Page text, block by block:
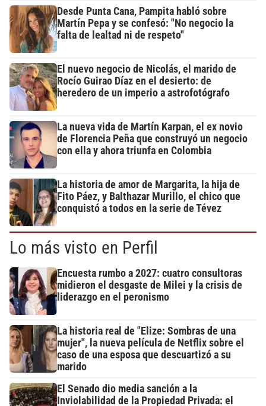
Desde Punta Cana, Pampita habló sobre
Martín Pepa y se confesó: "No negocio la
falta de lealtad ni de respeto"
El nuevo negocio de Nicolás, el marido de
Rocío Guirao Díaz en el desierto: de
heredero de un imperio a astrofotógrafo
La nueva vida de Martín Karpan, el ex novio
de Florencia Peña que construyó un negocio
con ella y ahora triunfa en Colombia
La historia de amor de Margarita, la hija de
Fito Páez, y Balthazar Murillo, el chico que
conquistó a todos en la serie de Tévez
Lo más visto en Perfil
Encuesta rumbo a 2027: cuatro consultoras
midieron el desgaste de Milei y la crisis de
liderazgo en el peronismo
La historia real de "Elize: Sombras de una
mujer", la nueva película de Netflix sobre el
caso de una esposa que descuartizó a su
marido
El Senado dio media sanción a la
Inviolabilidad de la Propiedad Privada: el